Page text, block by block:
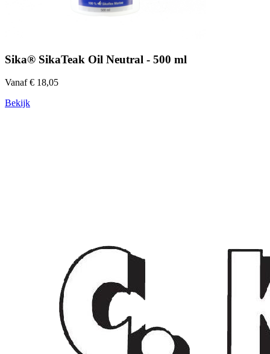
Sika® SikaTeak Oil Neutral - 500 ml
Vanaf € 18,05
Bekijk